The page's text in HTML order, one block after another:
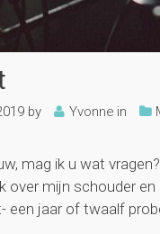
by Yvonne in
mag ik u wat
over mijn schouder
een jaar of twaalf